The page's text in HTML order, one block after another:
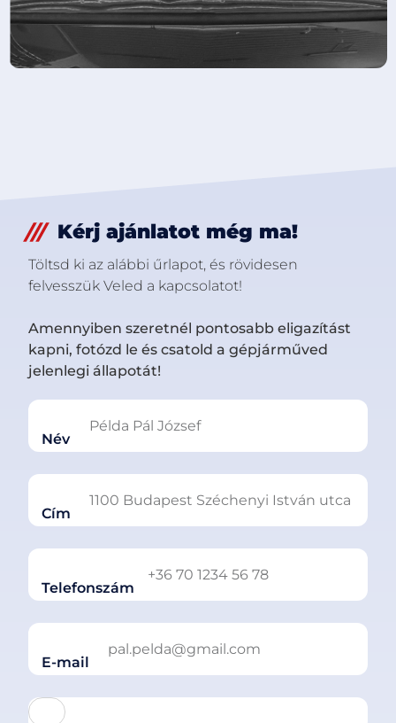
Kérj ajánlatot még ma!
Töltsd ki az alábbi űrlapot, és rövidesen
felvesszük Veled a kapcsolatot!
Amennyiben szeretnél pontosabb eligazítást
kapni, fotózd le és csatold a gépjárműved
jelenlegi állapotát!
Név
Cím
Telefonszám
E-mail